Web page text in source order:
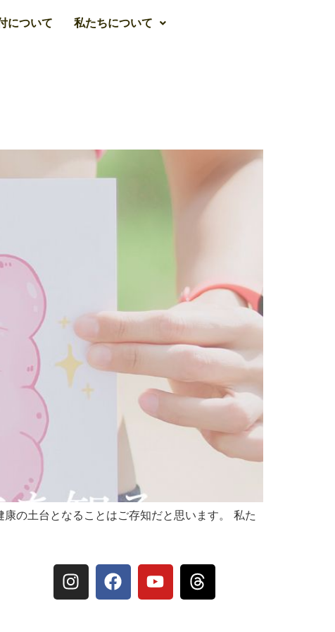
について 私たちについて
の土台となることはご存知だと思います。 私た